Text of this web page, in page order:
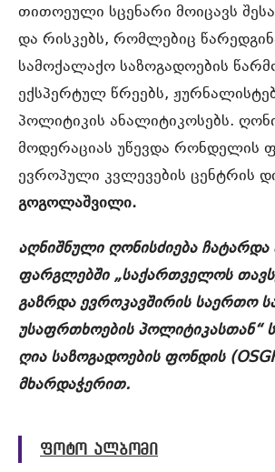
თითოეული სცენარი მოიცავს
და რისკებს, რომლებიც
სამოქალაქო საზოგადოების
ექსპერტულ წრეებს,
პოლიტიკის ანალიტიკოსებს.
მოდერაციას უწევდა რონდელის
ევროპული კვლევების ცენტრის
გოგოლაშვილი.
აღნიშნული ღონისძიება
ფარგლებში „საქართველოს
გაზრდა ევროკავშირის საერთო
უსაფრთხოების პოლიტიკასთან“
ღია საზოგადოების ფონდის
მხარდაჭერით.
ფოტო ალბომი